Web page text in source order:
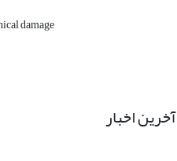
damage
آخرین اخبار